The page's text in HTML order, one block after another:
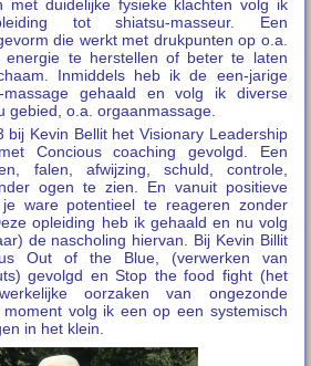
met duidelijke fysieke klachten volg ik
tot shiatsu-masseur. Een
die werkt met drukpunten op o.a.
te herstellen of beter te laten
Inmiddels heb ik de een-jarige
massage gehaald en volg ik diverse
gebied, o.a. orgaanmassage.
bij Kevin Bellit het Visionary Leadership
Concious coaching gevolgd. Een
falen, afwijzing, schuld, controle,
ogen te zien. En vanuit positieve
ware potentieel te reageren zonder
opleiding heb ik gehaald en nu volg
de nascholing hiervan. Bij Kevin Billit
Out of the Blue, (verwerken van
gevolgd en Stop the food fight (het
oorzaken van ongezonde
volg ik een op een systemisch
in het klein.